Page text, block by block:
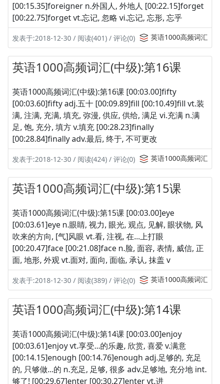
[00:15.35]foreigner n.外国人, 外地人 [00:22.15]forget
[00:22.75]forget vt.忘记, 忽略 vi.忘记, 忘形, 忘乎
发表于:2018-12-30 / 阅读(401) / 评论(0) 英语1000高频词汇
英语1000高频词汇(中级):第16课
英语1000高频词汇(中级):第16课 [00:03.00]fifty
[00:03.60]fifty adj.五十 [00:09.89]fill [00:10.49]fill vt.装
满, 注满, 充满, 填充, 弥漫, 供应, 供给, 满足 vi.充满 n.满
足, 饱, 充分, 填方 v.填充 [00:28.23]finally
[00:28.84]finally adv.最后, 终于, 不可更改
发表于:2018-12-30 / 阅读(424) / 评论(0) 英语1000高频词汇
英语1000高频词汇(中级):第15课
英语1000高频词汇(中级):第15课 [00:03.00]eye
[00:03.61]eye n.眼睛, 视力, 眼光, 观点, 见解, 眼状物, 风
吹来的方向, [气]风眼 vt.看, 注视, 在...上打眼
[00:20.47]face [00:21.08]face n.脸, 面容, 表情, 威信, 正
面, 地形, 外观 vt.面对, 面向, 面临, 承认, 抹盖 v
发表于:2018-12-30 / 阅读(389) / 评论(0) 英语1000高频词汇
英语1000高频词汇(中级):第14课
英语1000高频词汇(中级):第14课 [00:03.00]enjoy
[00:03.61]enjoy vt.享受...的乐趣, 欣赏, 喜爱 v.满意
[00:14.15]enough [00:14.76]enough adj.足够的, 充足
的, 只够做...的 n.充足, 足够, 很多 adv.足够地, 充分地 int.
够了! [00:29.67]enter [00:30.27]enter vt.进